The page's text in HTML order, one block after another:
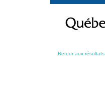
contenu
Retour aux résultats